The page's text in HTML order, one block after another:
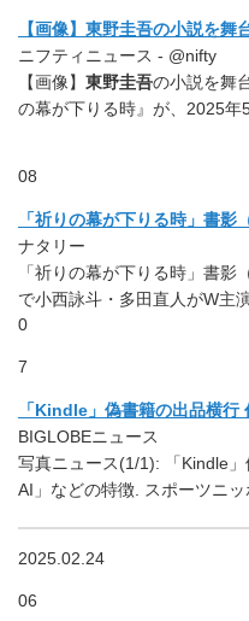
【画像】東野圭吾の小説を
ニフティニュース - @nifty
【画像】 東野圭吾の小説を舞
の幕が下りる時』が、2025年
08
「祈りの幕が下りる時」書
ナタリー
「祈りの幕が下りる時」書影
で小西詠斗・多田直人がW主
0
7
「Kindle」偽書籍の出品横
BIGLOBEニュース
写真ニュース(1/1): 「Kindle
AI」などの特徴. スポーツニ
2025.02.24
06